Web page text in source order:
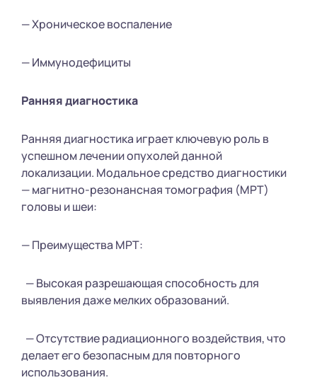
— Хроническое воспаление
— Иммунодефициты
Ранняя диагностика
Ранняя диагностика играет ключевую роль в
успешном лечении опухолей данной
локализации. Модальное средство диагностики
— магнитно-резонансная томография (МРТ)
головы и шеи:
— Преимущества МРТ:
— Высокая разрешающая способность для
выявления даже мелких образований.
— Отсутствие радиационного воздействия, что
делает его безопасным для повторного
использования.